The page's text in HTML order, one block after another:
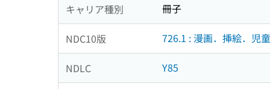
キャリア種別 冊子
NDC10版 726.1 : 漫画．挿絵．児
NDLC Y85